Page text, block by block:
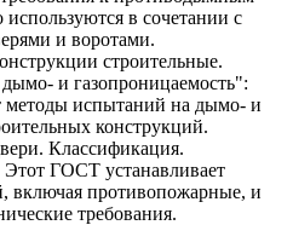
используются в сочетании с
и воротами.
строительные.
и газопроницаемость":
методы испытаний на дымо- и
конструкций.
Классификация.
ГОСТ устанавливает
включая противопожарные, и
требования.